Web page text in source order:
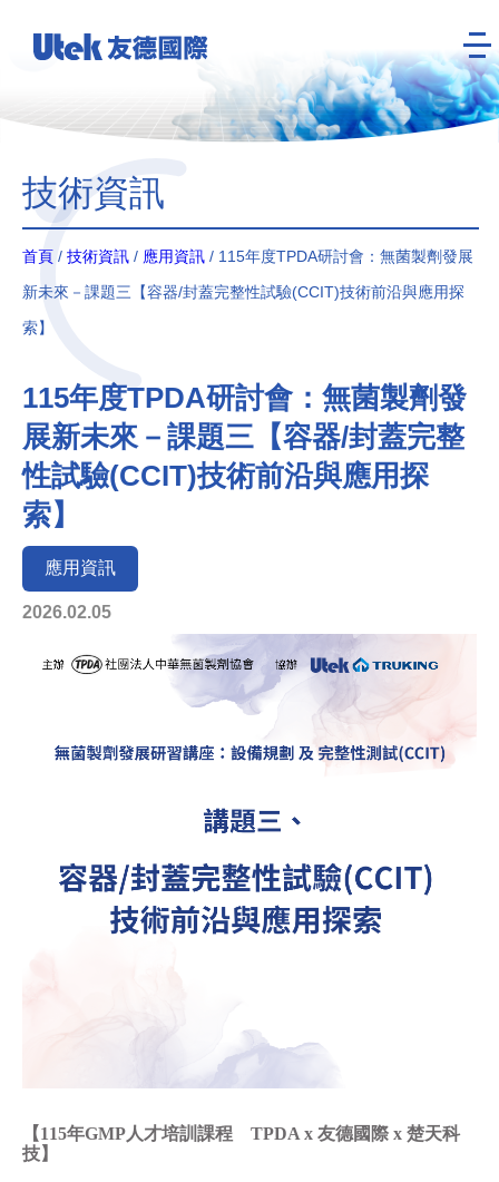
技術資訊
首頁 / 技術資訊 / 應用資訊 / 115年度TPDA研討會：無菌製劑發展
新未來－課題三【容器/封蓋完整性試驗(CCIT)技術前沿與應用探
索】
115年度TPDA研討會：無菌製劑發
展新未來－課題三【容器/封蓋完整
性試驗(CCIT)技術前沿與應用探
索】
應用資訊
2026.02.05
【115年GMP人才培訓課程 TPDA x 友德國際 x 楚天科
技】